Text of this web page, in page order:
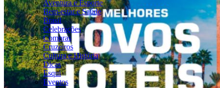
Aventura e Esporte
Bem-estar e Saúde
Brasil
Celebrações
Compras
Cruzeiros
Cultura e História
Dicas
Esqui
Eventos